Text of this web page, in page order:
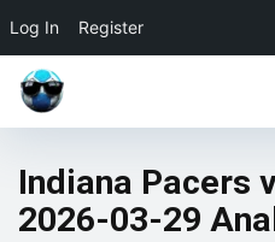
Log In Register
Indiana Pacers
2026-03-29